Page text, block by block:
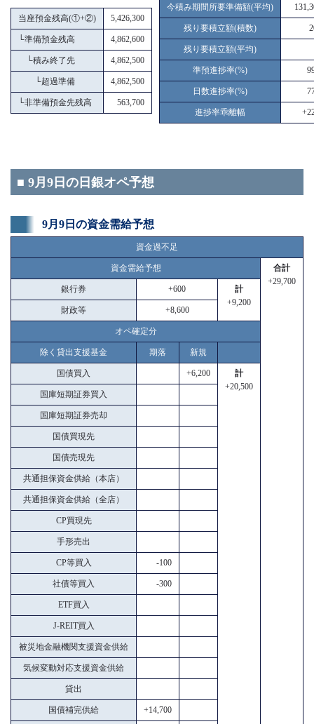
当座預金残高(①+②) 5,426,300
└準備預金残高 4,862,600
└積み終了先 4,862,500
└超過準備 4,862,500
└非準備預金先残高 563,700
今積み期間所要準備額(平均)
残り要積立額(積数)
残り要積立額(平均)
準預進捗率(%)
日数進捗率(%)
進捗率乖離幅
■ 9月9日の日銀オペ予想
9月9日の資金需給予想
資金過不足
資金需給予想
合計
+29,700
銀行券 +600
計
+9,200
財政等 +8,600
オペ確定分
除く貸出支援基金 期落 新規
国債買入 +6,200
計
+20,500
国庫短期証券買入
国庫短期証券売却
国債買現先
国債売現先
共通担保資金供給（本店）
共通担保資金供給（全店）
CP買現先
手形売出
CP等買入 -100
社債等買入 -300
ETF買入
J-REIT買入
被災地金融機関支援資金供給
気候変動対応支援資金供給
貸出
国債補完供給 +14,700